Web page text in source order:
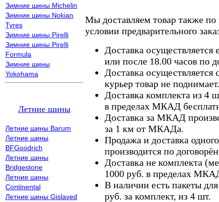
Зимние шины Michelin
Зимние шины Nokian
Tyres
Зимние шины Pirelli
Зимние шины Pirelli
Formula
Зимние шины
Yokohama
Летние шины
Летние шины Barum
Летние шины
BFGoodrich
Летние шины
Bridgestone
Летние шины
Continental
Летние шины Gislaved
Мы доставляем товар также
условии предварительного
Доставка осуществляется
или после 18.00 часов по
Доставка осуществляется
курьер товар не поднимает.
Доставка комплекта из 4
в пределах МКАД
Доставка за МКАД
за 1 км от МКАДа.
Продажа и доставка
производится по
Доставка не комплекта
1000 руб. в пределах
В наличии есть пакеты
руб. за комплект, из 4 шт.